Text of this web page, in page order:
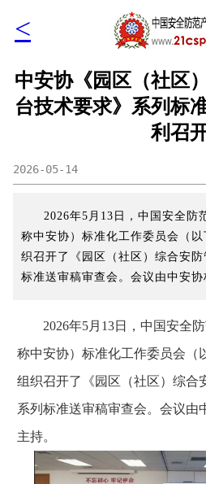
<
中安协《园区（社区
台技术要求》系列标
利召
2026-05-14
2026年5月13日，中国安全防
称中安协）标准化工作委员会（
织召开了《园区（社区）综合安
标准送审稿审查会。会议由中安协
2026年5月13日，中国安全防
称中安协）标准化工作委员会（
组织召开了《园区（社区）综合
系列标准送审稿审查会。会议由
主持。